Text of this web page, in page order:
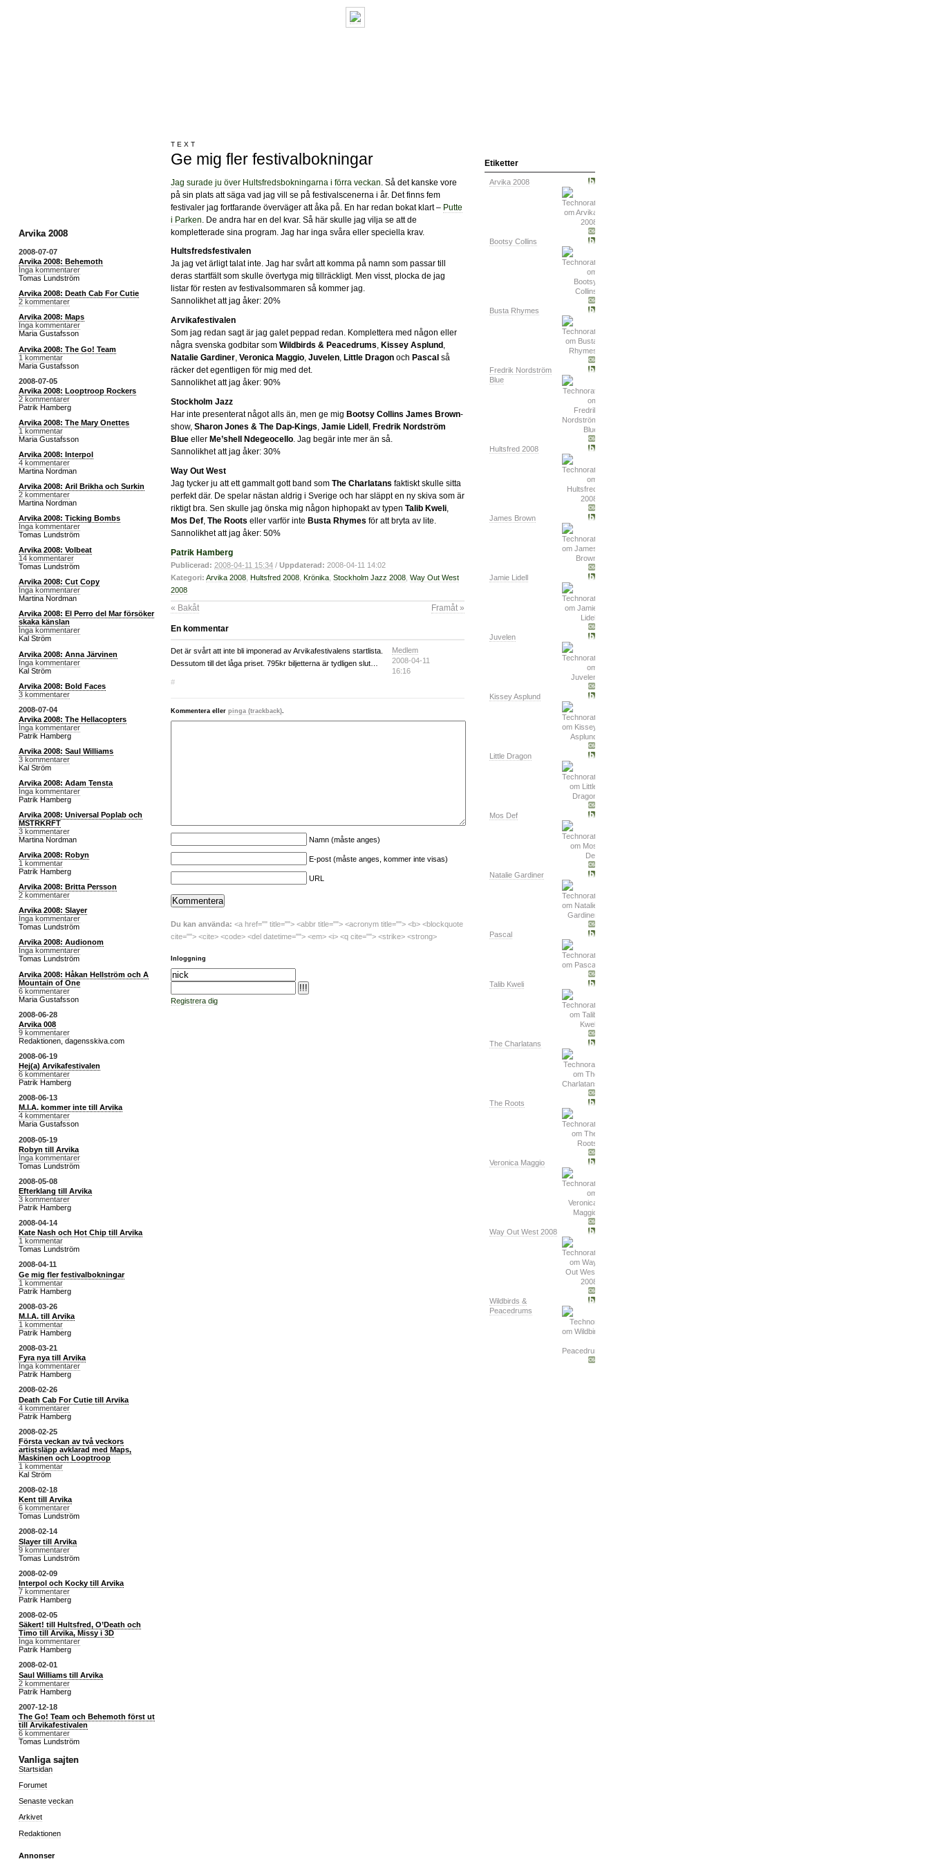
Arvika 2008
2008-07-07
Arvika 2008: Behemoth
Inga kommentarer
Tomas Lundström
Arvika 2008: Death Cab For Cutie
2 kommentarer
Arvika 2008: Maps
Inga kommentarer
Maria Gustafsson
Arvika 2008: The Go! Team
1 kommentar
Maria Gustafsson
2008-07-05
Arvika 2008: Looptroop Rockers
2 kommentarer
Patrik Hamberg
Arvika 2008: The Mary Onettes
1 kommentar
Maria Gustafsson
Arvika 2008: Interpol
4 kommentarer
Martina Nordman
Arvika 2008: Aril Brikha och Surkin
2 kommentarer
Martina Nordman
Arvika 2008: Ticking Bombs
Inga kommentarer
Tomas Lundström
Arvika 2008: Volbeat
14 kommentarer
Tomas Lundström
Arvika 2008: Cut Copy
Inga kommentarer
Martina Nordman
Arvika 2008: El Perro del Mar försöker
skaka känslan
Inga kommentarer
Kal Ström
Arvika 2008: Anna Järvinen
Inga kommentarer
Kal Ström
Arvika 2008: Bold Faces
3 kommentarer
2008-07-04
Arvika 2008: The Hellacopters
Inga kommentarer
Patrik Hamberg
Arvika 2008: Saul Williams
3 kommentarer
Kal Ström
Arvika 2008: Adam Tensta
Inga kommentarer
Patrik Hamberg
Arvika 2008: Universal Poplab och
MSTRKRFT
3 kommentarer
Martina Nordman
Arvika 2008: Robyn
1 kommentar
Patrik Hamberg
Arvika 2008: Britta Persson
2 kommentarer
Arvika 2008: Slayer
Inga kommentarer
Tomas Lundström
Arvika 2008: Audionom
Inga kommentarer
Tomas Lundström
Arvika 2008: Håkan Hellström och A
Mountain of One
6 kommentarer
Maria Gustafsson
2008-06-28
Arvika 008
9 kommentarer
Redaktionen, dagensskiva.com
2008-06-19
Hej(a) Arvikafestivalen
6 kommentarer
Patrik Hamberg
2008-06-13
M.I.A. kommer inte till Arvika
4 kommentarer
Maria Gustafsson
2008-05-19
Robyn till Arvika
Inga kommentarer
Tomas Lundström
2008-05-08
Efterklang till Arvika
3 kommentarer
Patrik Hamberg
2008-04-14
Kate Nash och Hot Chip till Arvika
1 kommentar
Tomas Lundström
2008-04-11
Ge mig fler festivalbokningar
1 kommentar
Patrik Hamberg
2008-03-26
M.I.A. till Arvika
1 kommentar
Patrik Hamberg
2008-03-21
Fyra nya till Arvika
Inga kommentarer
Patrik Hamberg
2008-02-26
Death Cab For Cutie till Arvika
4 kommentarer
Patrik Hamberg
2008-02-25
Första veckan av två veckors
artistsläpp avklarad med Maps,
Maskinen och Looptroop
1 kommentar
Kal Ström
2008-02-18
Kent till Arvika
6 kommentarer
Tomas Lundström
2008-02-14
Slayer till Arvika
9 kommentarer
Tomas Lundström
2008-02-09
Interpol och Kocky till Arvika
7 kommentarer
Patrik Hamberg
2008-02-05
Säkert! till Hultsfred, O’Death och
Timo till Arvika, Missy i 3D
Inga kommentarer
Patrik Hamberg
2008-02-01
Saul Williams till Arvika
2 kommentarer
Patrik Hamberg
2007-12-18
The Go! Team och Behemoth först ut
till Arvikafestivalen
6 kommentarer
Tomas Lundström
Vanliga sajten
Startsidan
Forumet
Senaste veckan
Arkivet
Redaktionen
Annonser
Etiketter
Arvika 2008
Bootsy Collins
Busta Rhymes
Fredrik Nordström
Blue
Hultsfred 2008
James Brown
Jamie Lidell
Juvelen
Kissey Asplund
Little Dragon
Mos Def
Natalie Gardiner
Pascal
Talib Kweli
The Charlatans
The Roots
Veronica Maggio
Way Out West 2008
Wildbirds &
Peacedrums
TEXT
Ge mig fler festivalbokningar
Jag surade ju över Hultsfredsbokningarna i förra veckan . Så det kanske vore
på sin plats att säga vad jag vill se på festivalscenerna i år. Det finns fem
festivaler jag fortfarande överväger att åka på. En har redan bokat klart – Putte
i Parken . De andra har en del kvar. Så här skulle jag vilja se att de
kompletterade sina program. Jag har inga svåra eller speciella krav.
Hultsfredsfestivalen
Ja jag vet ärligt talat inte. Jag har svårt att komma på namn som passar till
deras startfält som skulle övertyga mig tillräckligt. Men visst, plocka de jag
listar för resten av festivalsommaren så kommer jag.
Sannolikhet att jag åker: 20%
Arvikafestivalen
Som jag redan sagt är jag galet peppad redan. Komplettera med någon eller
några svenska godbitar som Wildbirds & Peacedrums, Kissey Asplund ,
Natalie Gardiner, Veronica Maggio, Juvelen, Little Dragon och Pascal så
räcker det egentligen för mig med det.
Sannolikhet att jag åker: 90%
Stockholm Jazz
Har inte presenterat något alls än, men ge mig Bootsy Collins James Brown-
show, Sharon Jones & The Dap-Kings, Jamie Lidell , Fredrik Nordström
Blue eller Me’shell Ndegeocello. Jag begär inte mer än så.
Sannolikhet att jag åker: 30%
Way Out West
Jag tycker ju att ett gammalt gott band som The Charlatans faktiskt skulle sitta
perfekt där. De spelar nästan aldrig i Sverige och har släppt en ny skiva som är
riktigt bra. Sen skulle jag önska mig någon hiphopakt av typen Talib Kweli,
Mos Def, The Roots eller varför inte Busta Rhymes för att bryta av lite.
Sannolikhet att jag åker: 50%
Patrik Hamberg
Publicerad: 2008-04-11 15:34 / Uppdaterad: 2008-04-11 14:02
Kategori: Arvika 2008 Hultsfred 2008 Krönika Stockholm Jazz 2008 Way Out West
2008
« Bakåt Framåt »
En kommentar
Det är svårt att inte bli imponerad av Arvikafestivalens startlista.
Dessutom till det låga priset. 795kr biljetterna är tydligen slut…
#
Medlem
2008-04-11
16:16
Kommentera eller pinga (trackback).
Namn (måste anges)
E-post (måste anges, kommer inte visas)
URL
Du kan använda: <a href="" title=""> <abbr title=""> <acronym title=""> <b> <blockquote
cite=""> <cite> <code> <del datetime=""> <em> <i> <q cite=""> <strike> <strong>
Inloggning
Registrera dig